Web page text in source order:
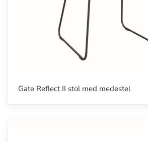
Gate Reflect II stol med medestel